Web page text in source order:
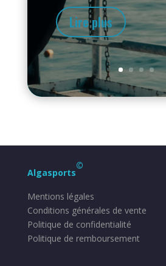
Lire plus
Algasports
©
Mentions légales
Conditions générales de vente
Politique de confidentialité
Politique de remboursement